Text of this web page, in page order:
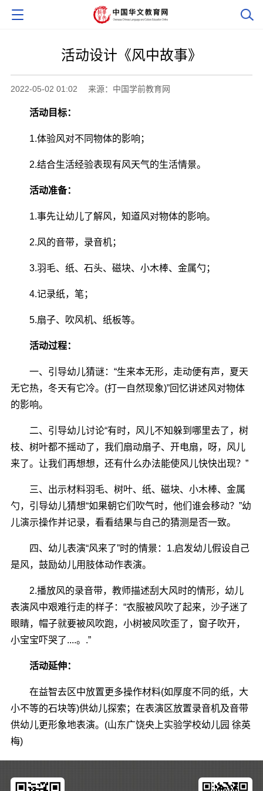
活动设计《风中故事》
2022-05-02 01:02 来源：中国学前教育网
活动目标：
1.体验风对不同物体的影响；
2.结合生活经验表现有风天气的生活情景。
活动准备：
1.事先让幼儿了解风，知道风对物体的影响。
2.风的音带，录音机；
3.羽毛、纸、石头、磁块、小木棒、金属勺；
4.记录纸，笔；
5.扇子、吹风机、纸板等。
活动过程：
一、引导幼儿猜谜：“生来本无形，走动便有声，夏天
无它热，冬天有它冷。(打一自然现象)”回忆讲述风对物体
的影响。
二、引导幼儿讨论“有时，风儿不知躲到哪里去了，树
枝、树叶都不摇动了，我们扇动扇子、开电扇，呀，风儿
来了。让我们再想想，还有什么办法能使风儿快快出现？”
三、出示材料羽毛、树叶、纸、磁块、小木棒、金属
勺，引导幼儿猜想“如果朝它们吹气时，他们谁会移动？”幼
儿演示操作并记录，看看结果与自己的猜测是否一致。
四、幼儿表演“风来了”时的情景：1.启发幼儿假设自己
是风，鼓励幼儿用肢体动作表演。
2.播放风的录音带，教师描述刮大风时的情形，幼儿
表演风中艰难行走的样子：“衣服被风吹了起来，沙子迷了
眼睛，帽子就要被风吹跑，小树被风吹歪了，窗子吹开，
小宝宝吓哭了....。.”
活动延伸：
在益智去区中放置更多操作材料(如厚度不同的纸，大
小不等的石块等)供幼儿探索；在表演区放置录音机及音带
供幼儿更形象地表演。(山东广饶央上实验学校幼儿园 徐英
梅)